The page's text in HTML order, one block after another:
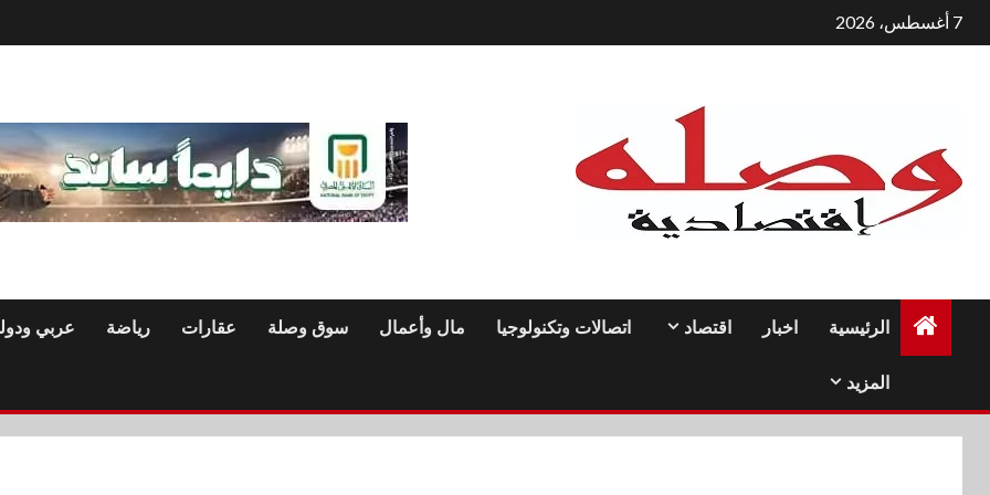
التجاوز
إلى
7 أغسطس، 2026
الرئيسية اخبار اقتصاد اتصالات وتكنولوجيا مال وأعمال سوق وصلة عقارات رياضة عربي
المزيد